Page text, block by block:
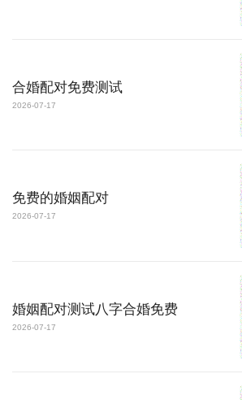
合婚配对免费测试
2026-07-17
免费的婚姻配对
2026-07-17
婚姻配对测试八字合婚免费
2026-07-17